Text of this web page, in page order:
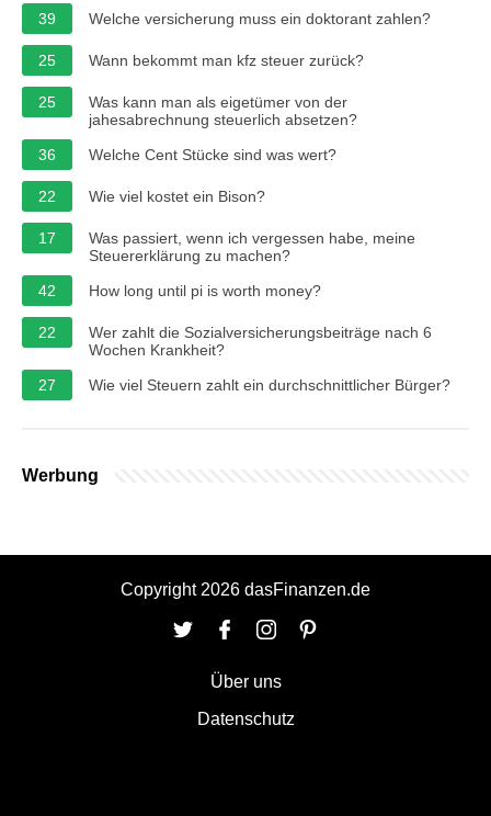
39 Welche versicherung muss ein doktorant zahlen?
25 Wann bekommt man kfz steuer zurück?
25
Was kann man als eigetümer von der
jahesabrechnung steuerlich absetzen?
36
Welche Cent Stücke sind was wert?
22 Wie viel kostet ein Bison?
17
Was passiert, wenn ich vergessen habe, meine
Steuererklärung zu machen?
42
How long until pi is worth money?
22
Wer zahlt die Sozialversicherungsbeiträge nach 6
Wochen Krankheit?
27
Wie viel Steuern zahlt ein durchschnittlicher Bürger?
Werbung
Copyright 2026 dasFinanzen.de
Über uns
Datenschutz